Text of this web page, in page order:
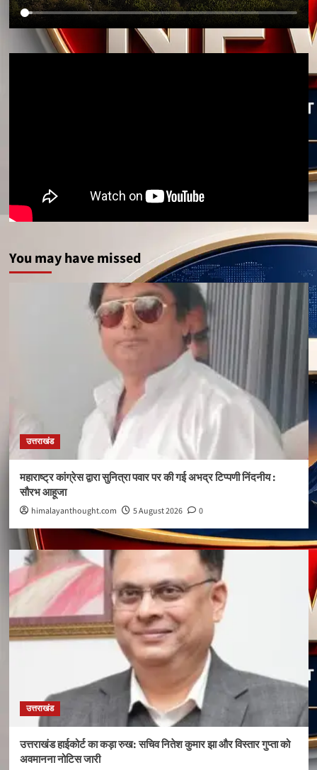
You may have missed
उत्तराखंड
महाराष्ट्र कांग्रेस द्वारा सुनित्रा पवार पर की गई अभद्र टिप्पणी निंदनीय :
सौरभ आहूजा
himalayanthought.com 5 August 2026 0
उत्तराखंड
उत्तराखंड हाईकोर्ट का कड़ा रुख: सचिव नितेश कुमार झा और विस्तार गुप्ता को
अवमानना नोटिस जारी